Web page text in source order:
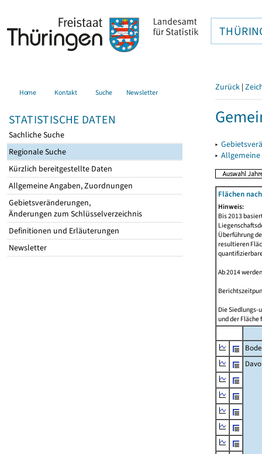
Home Kontakt Suche Newsletter
STATISTISCHE DATEN
Sachliche Suche
Regionale Suche
Kürzlich bereitgestellte Daten
Allgemeine Angaben, Zuordnungen
Gebietsveränderungen,
Änderungen zum Schlüsselverzeichnis
Definitionen und Erläuterungen
Newsletter
Zurück |
▸
▸
Flächen
Hinweis:
Bis 2013
Überführung
resultieren
Ab 2014
Die Siedlungs-
und der Fläche